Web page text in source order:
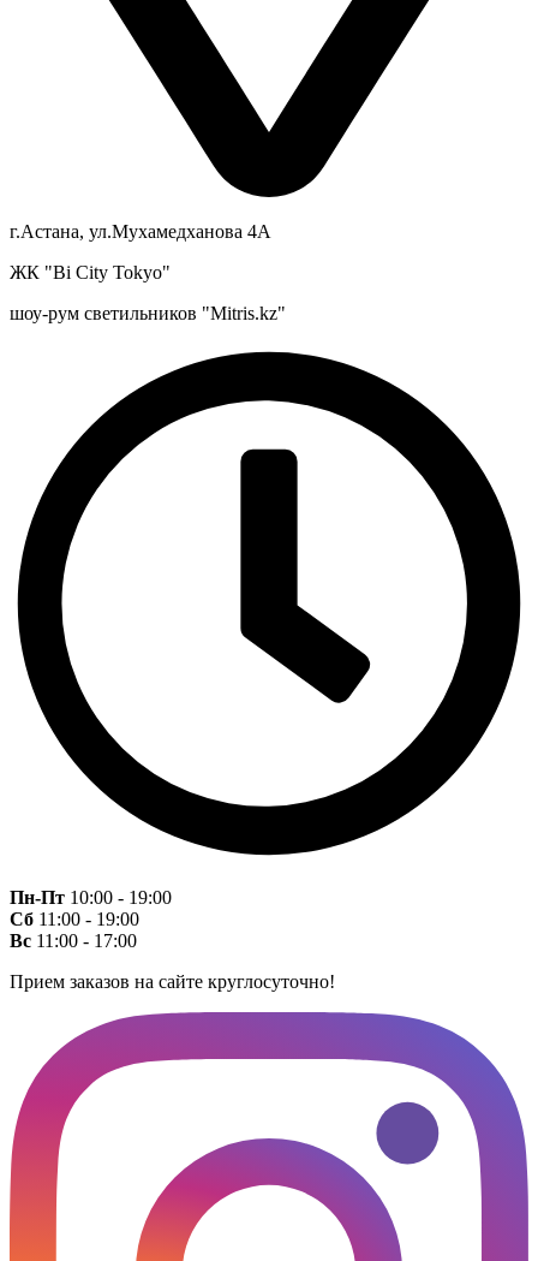
г.Астана, ул.Мухамедханова 4А
ЖК "Bi City Tokyo"
шоу-рум светильников "Mitris.kz"
Пн-Пт 10:00 - 19:00
Сб 11:00 - 19:00
Вс 11:00 - 17:00
Прием заказов на сайте круглосуточно!